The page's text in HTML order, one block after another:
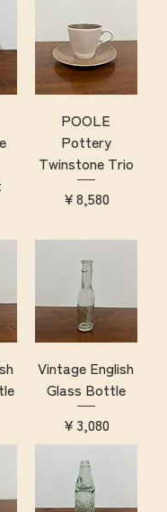
POOLE
Pottery
Twinstone Trio
価格
￥8,580
Vintage English
Glass Bottle
価格
￥3,080